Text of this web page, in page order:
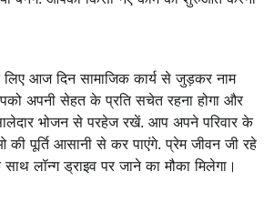
आज दिन सामाजिक कार्य से जुड़कर नाम
अपनी सेहत के प्रति सचेत रहना होगा और
भोजन से परहेज रखें. आप अपने परिवार के
की पूर्ति आसानी से कर पाएंगे. प्रेम जीवन जी रहे
लॉन्ग ड्राइव पर जाने का मौका मिलेगा।